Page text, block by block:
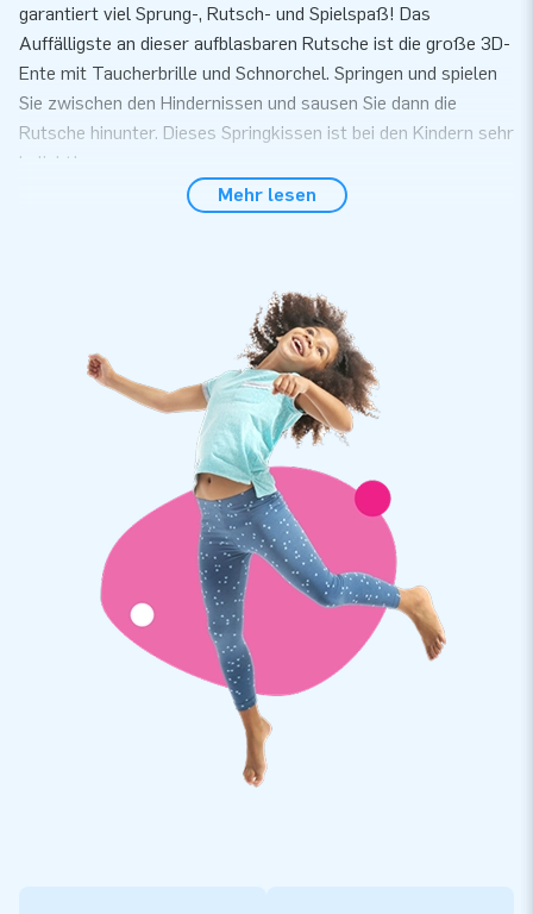
garantiert viel Sprung-, Rutsch- und Spielspaß! Das
Auffälligste an dieser aufblasbaren Rutsche ist die große 3D-
Ente mit Taucherbrille und Schnorchel. Springen und spielen
Sie zwischen den Hindernissen und sausen Sie dann die
Rutsche hinunter. Dieses Springkissen ist bei den Kindern sehr
beliebt!
Die Multiplay Super Badeenten Hüpfburg verfügt über einen
Das Planschbecken (Artikelnummer 02.999.050.020) kann
für 699 € zusätzlich erworben werden.
Aufblasbare Hüpfburg mit Rutsche und
Hindernissen sind sehr beliebt
Aufblasbare Hüpfburg mit Rutsche und Hindernissen bieten
alles, was Kinder lieben: von einer aufblasbaren Rutsche bis
zu Hindernissen und viel Platz zum Springen und Spielen. Und
sie sind in vielen fröhlichen Themen erhältlich, wie dieses
Enten-Hüpfburg. Entdecken Sie alle aufblasbaren Rutschen
auf der Website von JB Hüpfburgen und holen Sie sich einen
solchen coolen Publikumsmagneten nach Hause!
JB Hüpfburgen: führender Lieferant von
aufblasbaren Objekten
JB Hüpfburgen ist im Laufe der Jahre zu einem führenden
Anbieter von Hüpfburgen gewachsen. JB Hüpfburgen
Mehr lesen